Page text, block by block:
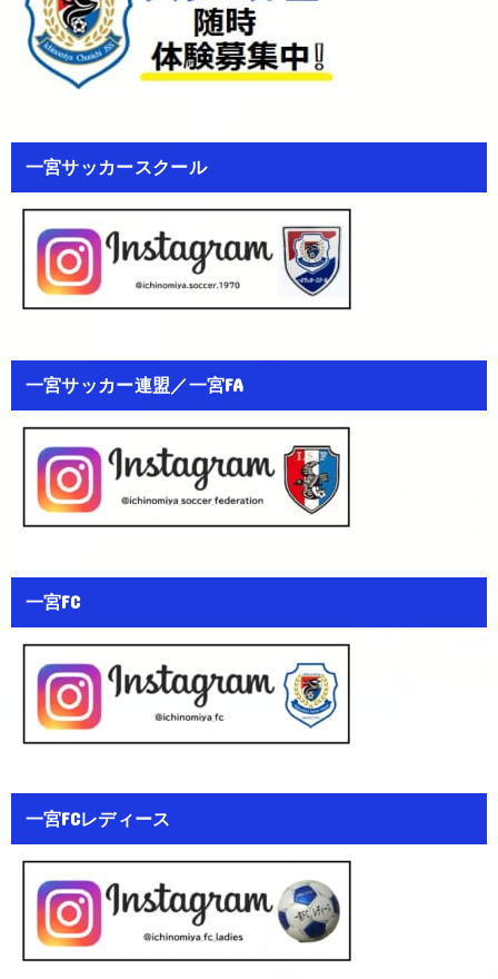
一宮サッカースクール
一宮サッカー連盟／一宮FA
一宮FC
一宮FCレディース